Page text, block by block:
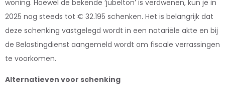
woning. Hoewel de bekende ‘jubelton’ is verdwenen, kun je in
2025 nog steeds tot € 32.195 schenken. Het is belangrijk dat
deze schenking vastgelegd wordt in een notariële akte en bij
de Belastingdienst aangemeld wordt om fiscale verrassingen
te voorkomen.
Alternatieven voor schenking